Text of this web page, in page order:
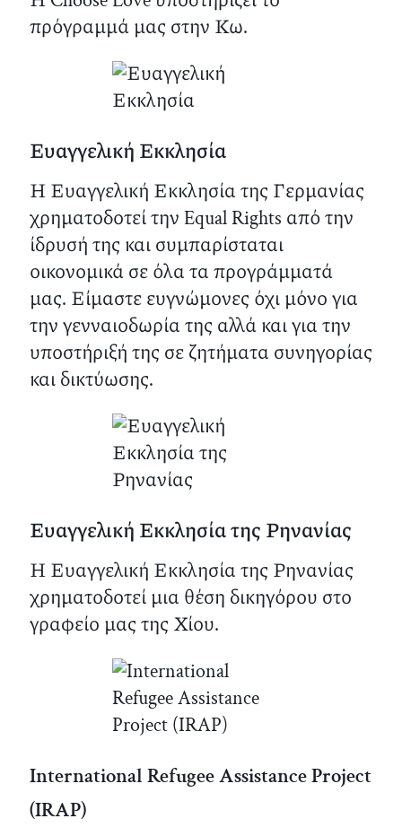
πρόγραμμά μας στην Κω.
Ευαγγελική Εκκλησία
Η Ευαγγελική Εκκλησία της Γερμανίας
χρηματοδοτεί την Equal Rights από την
ίδρυσή της και συμπαρίσταται
οικονομικά σε όλα τα προγράμματά
μας. Είμαστε ευγνώμονες όχι μόνο για
την γενναιοδωρία της αλλά και για την
υποστήριξή της σε ζητήματα συνηγορίας
και δικτύωσης.
Ευαγγελική Εκκλησία της Ρηνανίας
Η Ευαγγελική Εκκλησία της Ρηνανίας
χρηματοδοτεί μια θέση δικηγόρου στο
γραφείο μας της Χίου.
International Refugee Assistance Project
(IRAP)